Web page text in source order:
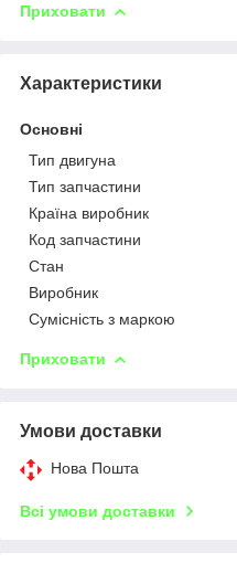
Приховати
Характеристики
Основні
Тип двигуна
Тип запчастини
Країна виробник
Код запчастини
Стан
Виробник
Сумісність з маркою
Приховати
Умови доставки
Нова Пошта
Всі умови доставки